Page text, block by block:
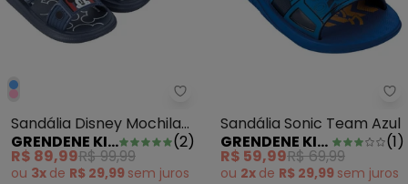
Grendene Kids - Sandália
Sandália Disney Mochila
Marinho
GRENDENE KIDS (2)
R$ 89,99R$ 99,99
ou 3x de R$ 29,99 sem juros
Sandália Sonic Team Azul
GRENDENE KIDS
(1)
R$ 59,99R$ 69,99
ou 2x de R$ 29,99 sem juros